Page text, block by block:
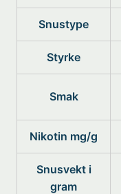
Snustype
Styrke
Smak
Nikotin mg/g
Snusvekt i
gram